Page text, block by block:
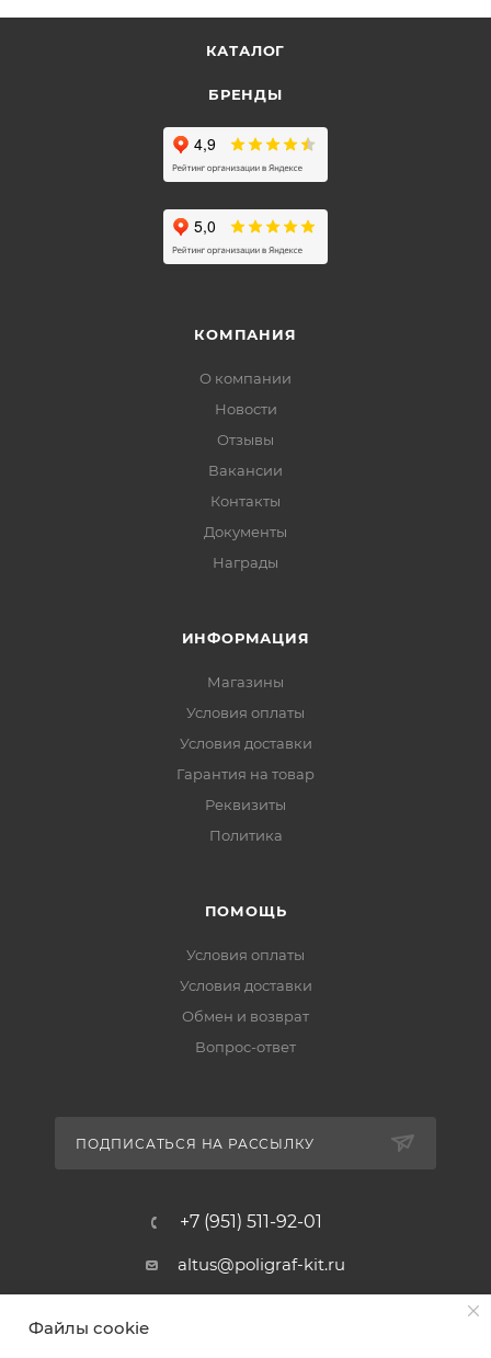
КАТАЛОГ
БРЕНДЫ
КОМПАНИЯ
О компании
Новости
Отзывы
Вакансии
Контакты
Документы
Награды
ИНФОРМАЦИЯ
Магазины
Условия оплаты
Условия доставки
Гарантия на товар
Реквизиты
Политика
ПОМОЩЬ
Условия оплаты
Условия доставки
Обмен и возврат
Вопрос-ответ
ПОДПИСАТЬСЯ НА РАССЫЛКУ
+7 (951) 511-92-01
altus@poligraf-kit.ru
Ростовская обл, Аксайский р-н,
Файлы cookie